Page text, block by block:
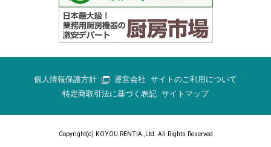
個人情報保護方針 運営会社 サイトのご利用について
特定商取引法に基づく表記 サイトマップ
Copyright(c) KOYOU RENTIA.,Ltd. All Rights Reserved